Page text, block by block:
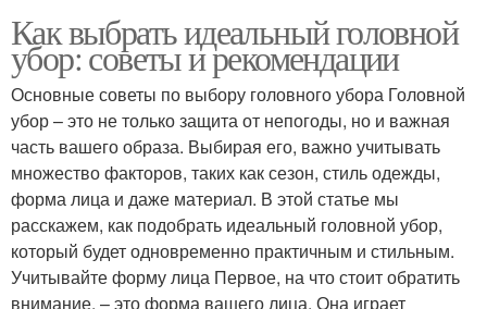
Как выбрать идеальный головной
убор: советы и рекомендации
Основные советы по выбору головного убора Головной
убор – это не только защита от непогоды, но и важная
часть вашего образа. Выбирая его, важно учитывать
множество факторов, таких как сезон, стиль одежды,
форма лица и даже материал. В этой статье мы
расскажем, как подобрать идеальный головной убор,
который будет одновременно практичным и стильным.
Учитывайте форму лица Первое, на что стоит обратить
внимание, – это форма вашего лица. Она играет